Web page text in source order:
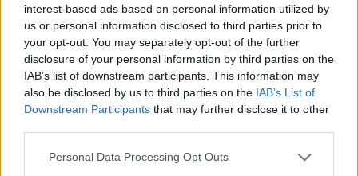
interest-based ads based on personal information utilized by
us or personal information disclosed to third parties prior to
your opt-out. You may separately opt-out of the further
disclosure of your personal information by third parties on the
IAB’s list of downstream participants. This information may
also be disclosed by us to third parties on the IAB’s List of
Downstream Participants that may further disclose it to other
Please note that this website/app uses one or more Google
Personal Data Processing Opt Outs
Visa mer
CLUB 2000 GULD - PRIS: 9995
KR
- 30 st. entrébiljetter till valfri seriematch under 23-24
(OBS! även i ev. slutspel)